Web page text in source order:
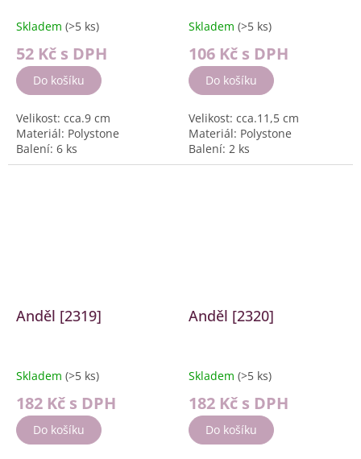
Skladem (>5 ks)
52 Kč s DPH
Do košíku
Velikost: cca.9 cm
Materiál: Polystone
Balení: 6 ks
Skladem (>5 ks)
106 Kč s DPH
Do košíku
Velikost: cca.11,5 cm
Materiál: Polystone
Balení: 2 ks
Anděl [2319]
Skladem (>5 ks)
182 Kč s DPH
Do košíku
Anděl [2320]
Skladem (>5 ks)
182 Kč s DPH
Do košíku